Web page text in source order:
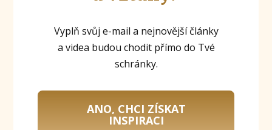
Vyplň svůj e-mail a nejnovější články
a videa budou chodit přímo do Tvé
schránky.
ANO, CHCI ZÍSKAT
INSPIRACI